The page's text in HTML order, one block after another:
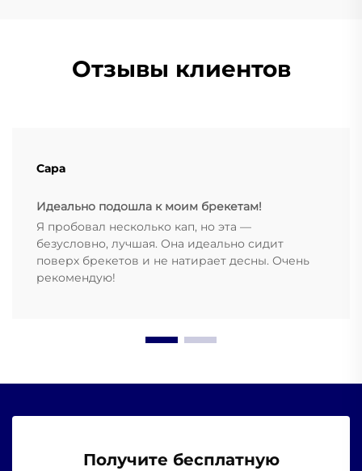
Отзывы клиентов
Сара
Идеально подошла к моим брекетам!
Я пробовал несколько кап, но эта —
безусловно, лучшая. Она идеально сидит
поверх брекетов и не натирает десны. Очень
рекомендую!
Получите бесплатную